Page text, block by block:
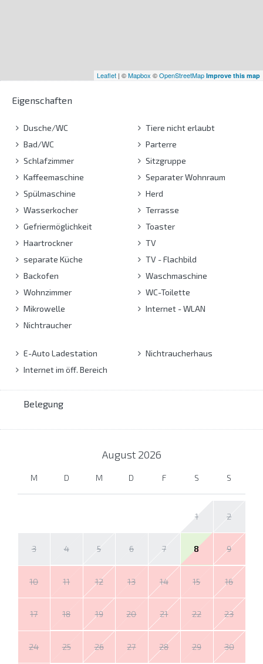
Leaflet | ©Mapbox ©OpenStreetMap Improve this map
Eigenschaften
Dusche/WC
Bad/WC
Schlafzimmer
Kaffeemaschine
Spülmaschine
Wasserkocher
Gefriermöglichkeit
Haartrockner
separate Küche
Backofen
Wohnzimmer
Mikrowelle
Nichtraucher
Tiere nicht erlaubt
Parterre
Sitzgruppe
Separater Wohnraum
Herd
Terrasse
Toaster
TV
TV - Flachbild
Waschmaschine
WC-Toilette
Internet - WLAN
E-Auto Ladestation
Internet im öff. Bereich
Nichtraucherhaus
Belegung
August 2026
M D M D F S S
1 2
3 4 5 6 7 8 9
10 11 12 13 14 15 16
17 18 19 20 21 22 23
24 25 26 27 28 29 30